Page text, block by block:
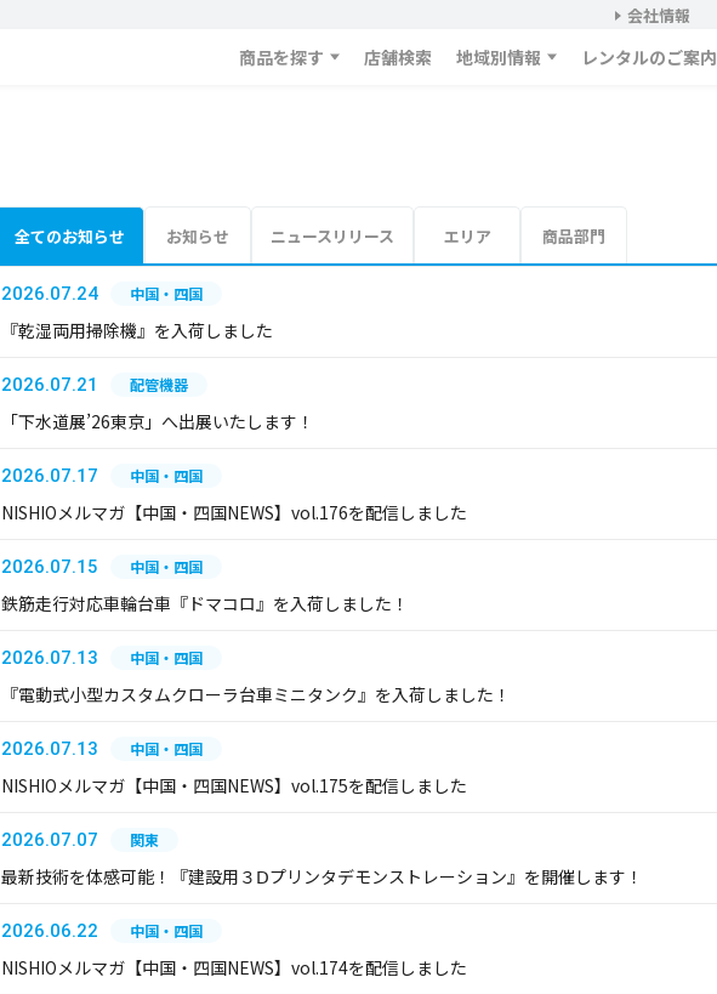
会社情報
商品を探す 店舗検索 地域別情報 レンタルのご案内
全てのお知らせ お知らせ ニュースリリース エリア 商品部門
2026.07.24 中国・四国
『乾湿両用掃除機』を入荷しました
2026.07.21 配管機器
「下水道展’26東京」へ出展いたします！
2026.07.17 中国・四国
NISHIOメルマガ【中国・四国NEWS】vol.176を配信しました
2026.07.15 中国・四国
鉄筋走行対応車輪台車『ドマコロ』を入荷しました！
2026.07.13 中国・四国
『電動式小型カスタムクローラ台車ミニタンク』を入荷しました！
2026.07.13 中国・四国
NISHIOメルマガ【中国・四国NEWS】vol.175を配信しました
2026.07.07 関東
最新技術を体感可能！『建設用３Ⅾプリンタデモンストレーション』を開催します！
2026.06.22 中国・四国
NISHIOメルマガ【中国・四国NEWS】vol.174を配信しました